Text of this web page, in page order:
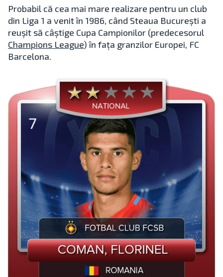
Probabil că cea mai mare realizare pentru un club
din Liga 1 a venit în 1986, când Steaua București a
reușit să câștige Cupa Campionilor (predecesorul
Champions League) în fața granzilor Europei, FC
Barcelona.